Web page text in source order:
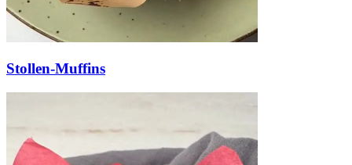
Stollen-Muffins